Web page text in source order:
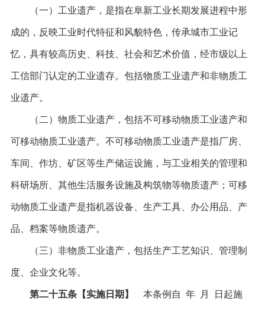
（一）工业遗产，是指在阜新工业长期发展进程中形
成的，反映工业时代特征和风貌特色，传承城市工业记
忆，具有较高历史、科技、社会和艺术价值，经市级以上
工信部门认定的工业遗存。包括物质工业遗产和非物质工
业遗产。
（二）物质工业遗产，包括不可移动物质工业遗产和
可移动物质工业遗产。不可移动物质工业遗产是指厂房、
车间、作坊、矿区等生产储运设施，与工业相关的管理和
科研场所、其他生活服务设施及构筑物等物质遗产；可移
动物质工业遗产是指机器设备、生产工具、办公用品、产
品、档案等物质遗产。
（三）非物质工业遗产，包括生产工艺知识、管理制
度、企业文化等。
第二十五条【实施日期】 本条例自 年 月 日起施